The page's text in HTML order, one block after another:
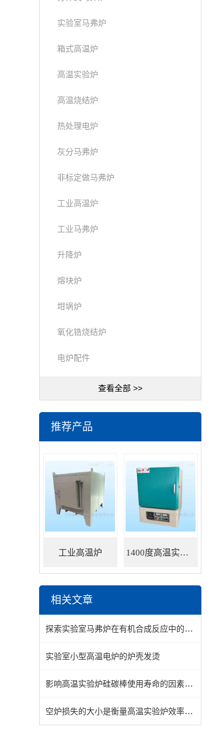
实验室马弗炉
箱式高温炉
高温实验炉
高温烧结炉
热处理电炉
灰分马弗炉
非标定做马弗炉
工业高温炉
工业马弗炉
升降炉
熔块炉
坩埚炉
氧化锆烧结炉
电炉配件
查看全部 >>
推荐产品
工业高温炉 1400度高温实验炉
相关文章
探索实验室马弗炉在有机合成反应中的催化作用及机制研究
实验室小型高温电炉的炉壳发烫
影响高温实验炉硅碳棒使用寿命的因素有哪些
空炉损失的大小是衡量高温实验炉效率好坏的重要指标